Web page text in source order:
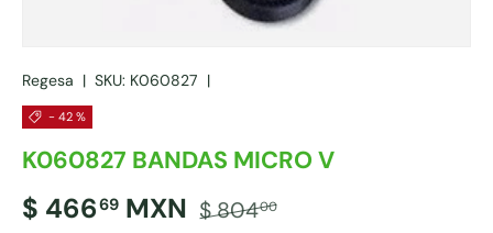
Regesa | SKU: K060827 |
- 42 %
K060827 BANDAS MICRO V
$ 46669 MXN $ 80400